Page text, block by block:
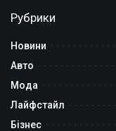
Рубрики
Новини
Авто
Мода
Лайфстайл
Бізнес